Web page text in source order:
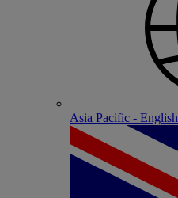
Asia Pacific - English